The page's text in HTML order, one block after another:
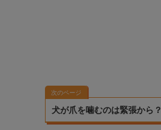
次のページ
犬が爪を噛むのは緊張から？